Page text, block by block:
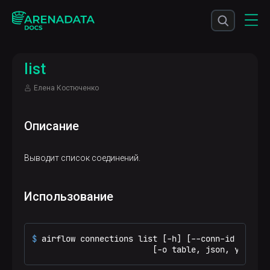
list
Елена Костюченко
Описание
Выводит список соединений.
Использование
$ airflow connections list [-h] [--conn-id
[-o table, json, yaml,